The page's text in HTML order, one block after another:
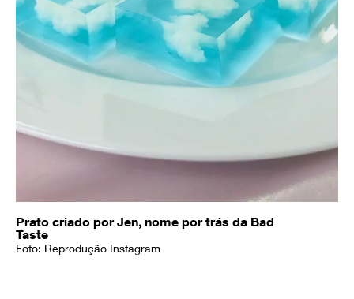
Prato criado por Jen, nome por trás da Bad
Taste
Foto: Reprodução Instagram